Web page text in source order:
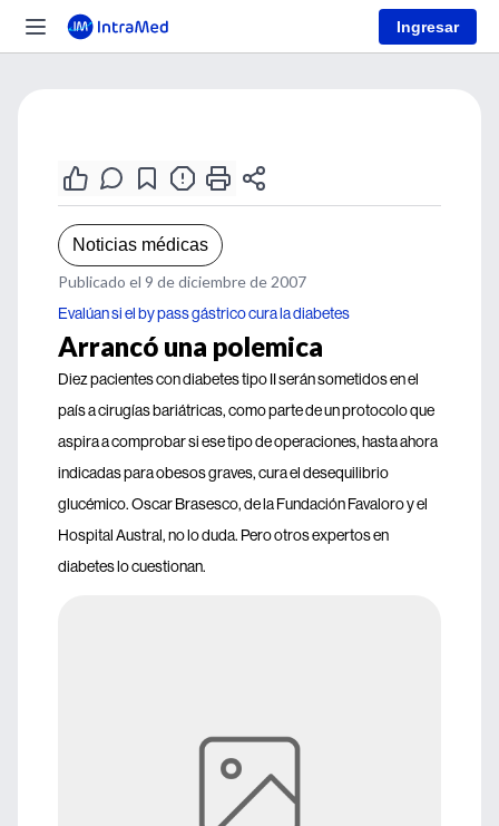
Ingresar
Noticias médicas
Publicado el 9 de diciembre de 2007
Evalúan si el by pass gástrico cura la diabetes
Arrancó una polemica
Diez pacientes con diabetes tipo II serán sometidos en el
país a cirugías bariátricas, como parte de un protocolo que
aspira a comprobar si ese tipo de operaciones, hasta ahora
indicadas para obesos graves, cura el desequilibrio
glucémico. Oscar Brasesco, de la Fundación Favaloro y el
Hospital Austral, no lo duda. Pero otros expertos en
diabetes lo cuestionan.